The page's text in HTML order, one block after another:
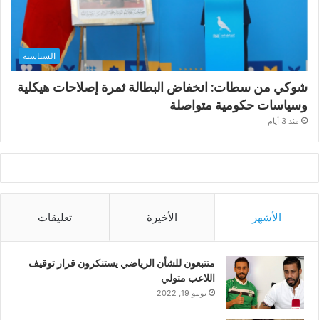
السياسية
شوكي من سطات: انخفاض البطالة ثمرة إصلاحات هيكلية
وسياسات حكومية متواصلة
منذ 3 أيام
الأشهر الأخيرة تعليقات
متتبعون للشأن الرياضي يستنكرون قرار توقيف
اللاعب متولي
يونيو 19, 2022